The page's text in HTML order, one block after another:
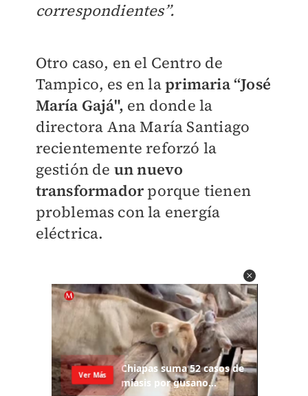
correspondientes”.
Otro caso, en el Centro de
Tampico, es en laprimaria “José
María Gajá", en donde la
directora Ana María Santiago
recientemente reforzó la
gestión de un nuevo
transformadorporque tienen
problemas con la energía
eléctrica.